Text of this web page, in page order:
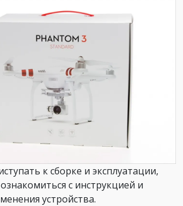
к сборке и эксплуатации,
с инструкцией и
устройства.